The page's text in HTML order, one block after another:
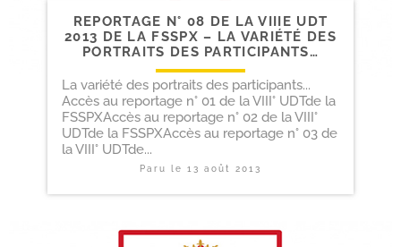
REPORTAGE N° 08 DE LA VIIIE UDT
2013 DE LA FSSPX – LA VARIÉTÉ DES
PORTRAITS DES PARTICIPANTS…
La variété des portraits des participants...
Accès au reportage n° 01 de la VIII° UDTde la
FSSPXAccès au reportage n° 02 de la VIII°
UDTde la FSSPXAccès au reportage n° 03 de
la VIII° UDTde...
Paru le 13 août 2013